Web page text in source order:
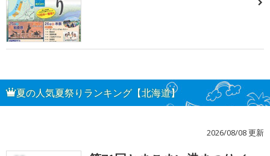
夏の人気夏祭りランキング【北海道】
2026/08/08 更新